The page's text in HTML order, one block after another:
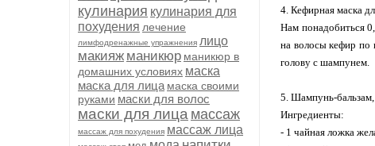
кулинария кулинария для
похудения лечение
лимфодренажные упражнения лицо
макияж маникюр маникюр в
домашних условиях маска
маска для лица маска своими
руками маски для волос
маски для лица массаж
массаж для похудения массаж лица
4. Кефирная маска
Нам понадобиться
на волосы кефир по
голову с шампунем.
5. Шампунь-
Ингредиенты:
- 1 чайная ложка